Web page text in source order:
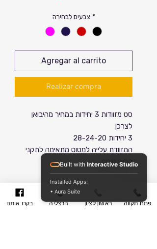
צבעים לבחירה *
Agregar al carrito
Realizar compra
סט מזוודות 3 יחידות במחיר מהיבואן
לצרכן
3 יחידות 28-24-20
המזוודת עלייה למטוס מתאימה לתקני
הלאו קוסט.
מידות/ משקל / מפרט
בקרו אותנו הרצליה ראשון לציון פתח תקווה
Built with Interactive Studio
Installed Apps:
• Aura Suite